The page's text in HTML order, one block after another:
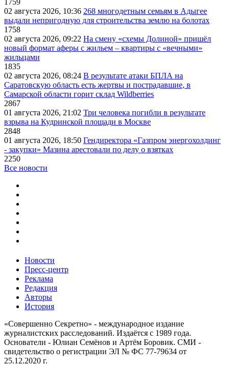
1759
02 августа 2026, 10:36 268 многодетным семьям в Адыгее
выдали непригодную для строительства землю на болотах
1758
02 августа 2026, 09:22 На смену «схемы Долиной» пришёл
новый формат аферы с жильем – квартиры с «вечными»
жильцами
1835
02 августа 2026, 08:24 В результате атаки БПЛА на
Саратовскую область есть жертвы и пострадавшие, в
Самарской области горит склад Wildberries
2867
01 августа 2026, 21:02 Три человека погибли в результате
взрыва на Кудринской площади в Москве
2848
01 августа 2026, 18:50 Гендиректора «Газпром энергохолдинг
- закупки» Мазина арестовали по делу о взятках
2250
Все новости
Новости
Пресс-центр
Реклама
Редакция
Авторы
История
«Совершенно Секретно» - международное издание
журналистских расследований. Издаётся с 1989 года.
Основатели - Юлиан Семёнов и Артём Боровик. CМИ -
свидетельство о регистрации ЭЛ № ФС 77-79634 от
25.12.2020 г.